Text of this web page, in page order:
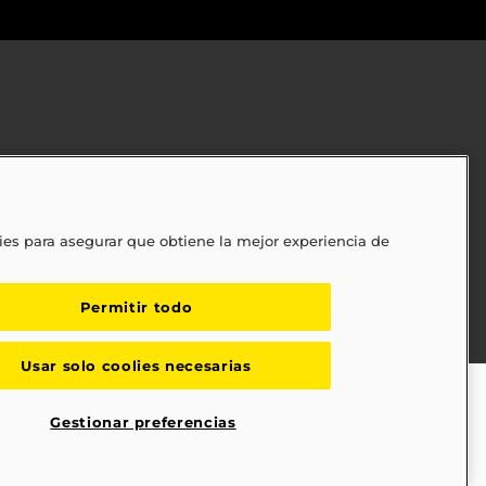
Chains Act of 2010 (SB 657)
para asegurar que obtiene la mejor experiencia de
Permitir todo
Usar solo coolies necesarias
Gestionar preferencias